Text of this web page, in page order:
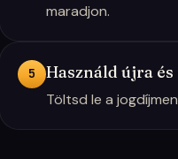
maradjon.
5 Használd újra
Töltsd le a